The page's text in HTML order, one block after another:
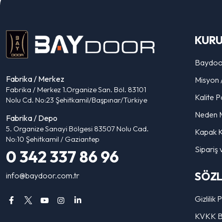
Fabrika / Merkez
Fabrika / Merkez 1.Organize San. Böl. 83101
Nolu Cd. No:23 Şehitkamil/Başpınar/Türkiye
Fabrika / Depo
5. Organize Sanayi Bölgesi 83507 Nolu Cad.
No:10 Şehitkamil / Gaziantep
0 342 337 86 96
info@baydoor.com.tr
Misyon
Kalite
Neden
Kapak
Sipariş
Gizlilik
KVKK